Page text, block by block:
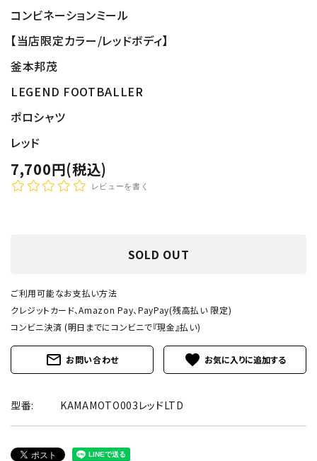
コンビネーションミール
【当店限定カラー/レッドボディ】
釜本邦茂
LEGEND FOOTBALLER
ポロシャツ
レッド
7,700円(税込)
レビューを書く
SOLD OUT
ご利用可能なお支払い方法
クレジットカード、Amazon Pay、PayPay(残高払い 限定)
コンビニ決済 (明日までにコンビニで『現金』払い)
mail_outline お問い合わせ favorite
型番: KAMAMOTO003レッドLTD